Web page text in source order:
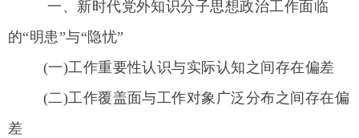
一、新时代党外知识分子思想政治工作面临
的“明患”与“隐忧”
(一)工作重要性认识与实际认知之间存在偏差
(二)工作覆盖面与工作对象广泛分布之间存在偏
差